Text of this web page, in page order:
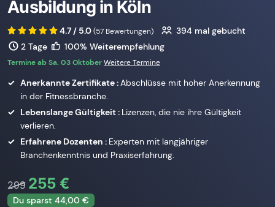
Ausbildung in Köln
4.7 / 5.0(57 Bewertungen) 394mal gebucht
2 Tage
100% Weiterempfehlung
Termine ab Sa. 03 OktoberWeitere Termine
Anerkannte Zertifikate :Abschlüsse mit hoher Anerkennung
in der Fitnessbranche.
Lebenslange Gültigkeit : Lizenzen, die nie ihre Gültigkeit
verlieren.
Erfahrene Dozenten : Experten mit langjähriger
Branchenkenntnis und Praxiserfahrung.
299 255 €
Du sparst 44,00 €